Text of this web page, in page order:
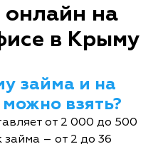
на
в Крыму
займа и на
взять?
от 2 000 до 500
– от 2 до 36